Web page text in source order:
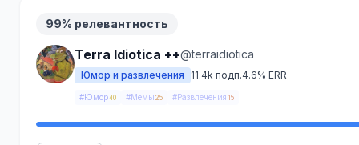
99% релевантность
Terra Idiotica ++@terraidiotica
Юмор и развлечения 11.4k подп.4.6% ERR
#Юмор40 #Мемы 25 #Развлечения 15